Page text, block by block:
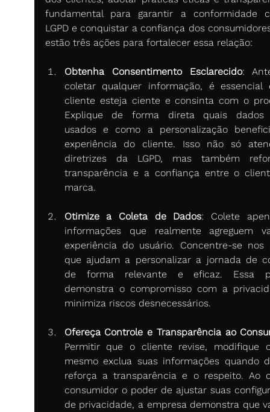
fundamental para garantir a conformidade
LGPD e conquistar a confiança dos
estão três ações para fortalecer essa relação:
Obtenha Consentimento Esclarecido:
coletar qualquer informação, é essencial
cliente esteja ciente e consinta com o
Explique de forma direta quais dados
usados e como a personalização
experiência do cliente. Isso não só
diretrizes da LGPD, mas também
transparência e a confiança entre o
marca.
Otimize a Coleta de Dados: Colete
informações que realmente agreguem
experiência do usuário. Concentre-se nos
que ajudam a personalizar a jornada de
de forma relevante e eficaz. Essa
demonstra o compromisso com a
minimiza riscos desnecessários.
Ofereça Controle e Transparência ao
Permitir que o cliente revise, modifique
mesmo exclua suas informações quando
reforça a transparência e o respeito. Ao
consumidor o poder de ajustar suas
de privacidade, a empresa demonstra que